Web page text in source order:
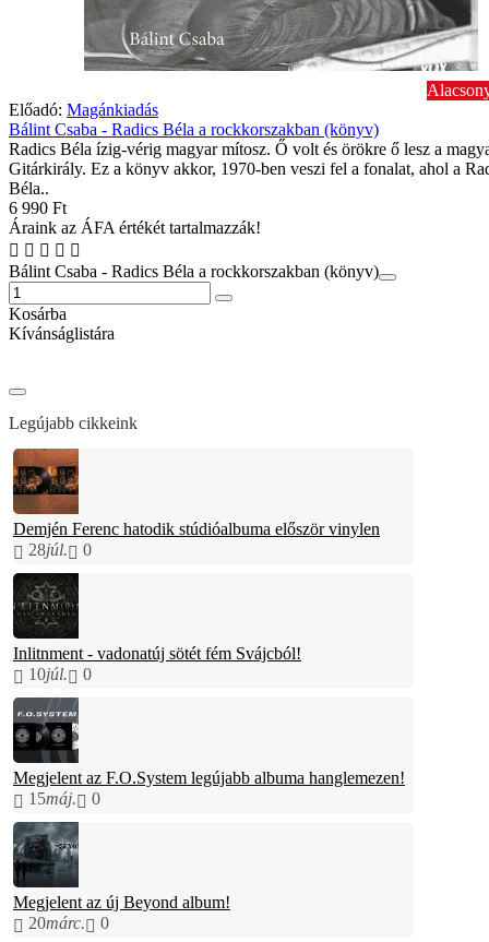
Előadó: Magánkiadás
Bálint Csaba - Radics Béla a rockkorszakban (könyv)
Radics Béla ízig-vérig magyar mítosz. Ő volt és örökre ő lesz a
Gitárkirály. Ez a könyv akkor, 1970-ben veszi fel a fonalat, ahol a
Béla..
6 990 Ft
Áraink az ÁFA értékét tartalmazzák!
Bálint Csaba - Radics Béla a rockkorszakban (könyv)
Kosárba
Kívánságlistára
Legújabb cikkeink
Demjén Ferenc hatodik stúdióalbuma először vinylen
28júl. 0
Inlitnment - vadonatúj sötét fém Svájcból!
10júl. 0
Megjelent az F.O.System legújabb albuma hanglemezen!
15máj. 0
Megjelent az új Beyond album!
20márc. 0